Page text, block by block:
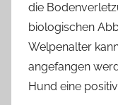
die
biologischen
Welpenalter
angefangen
Hund eine